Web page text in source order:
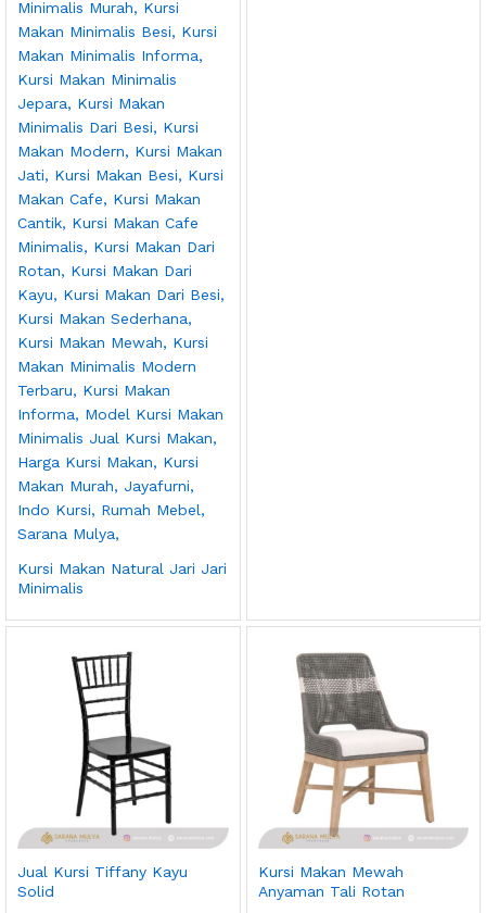
Kursi Makan Natural Jari Jari
Minimalis
Jual Kursi Tiffany Kayu
Solid
Kursi Makan Mewah
Anyaman Tali Rotan